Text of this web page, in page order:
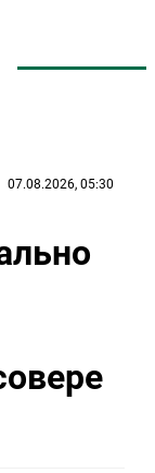
07.08.2026, 05:30